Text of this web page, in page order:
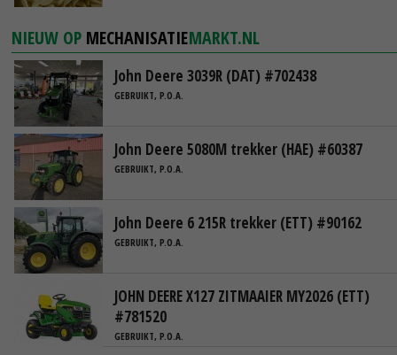
NIEUW OP MECHANISATIEMARKT.NL
John Deere 3039R (DAT) #702438
GEBRUIKT, P.O.A.
John Deere 5080M trekker (HAE) #60387
GEBRUIKT, P.O.A.
John Deere 6 215R trekker (ETT) #90162
GEBRUIKT, P.O.A.
JOHN DEERE X127 ZITMAAIER MY2026 (ETT)
#781520
GEBRUIKT, P.O.A.